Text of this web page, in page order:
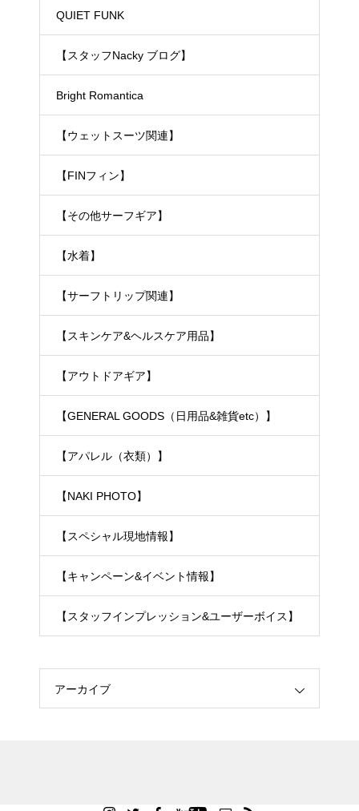
ェットスーツ）
QUIET FUNK
【スタッフNacky ブログ】
Bright Romantica
【ウェットスーツ関連】
【FINフィン】
【その他サーフギア】
【水着】
【サーフトリップ関連】
【スキンケア&ヘルスケア用品】
【アウトドアギア】
【GENERAL GOODS（日用品&雑貨etc）】
【アパレル（衣類）】
【NAKI PHOTO】
【スペシャル現地情報】
【キャンペーン&イベント情報】
【スタッフインプレッション&ユーザーボイス】
アーカイブ